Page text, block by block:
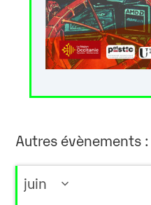
Autres évènements :